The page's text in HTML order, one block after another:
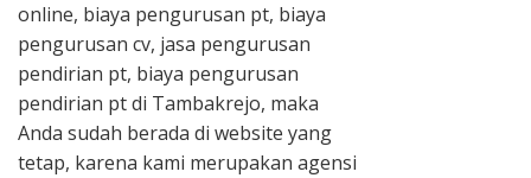
online, biaya pengurusan pt, biaya
pengurusan cv, jasa pengurusan
pendirian pt, biaya pengurusan
pendirian pt di Tambakrejo, maka
Anda sudah berada di website yang
tetap, karena kami merupakan agensi